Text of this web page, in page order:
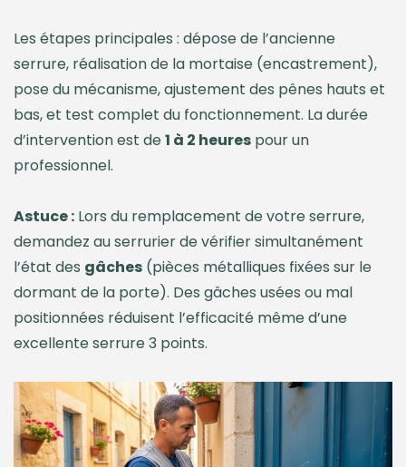
Les étapes principales : dépose de l’ancienne
serrure, réalisation de la mortaise (encastrement),
pose du mécanisme, ajustement des pênes hauts et
bas, et test complet du fonctionnement. La durée
d’intervention est de1 à 2 heures pour un
professionnel.
Astuce : Lors du remplacement de votre serrure,
demandez au serrurier de vérifier simultanément
l’état des gâches (pièces métalliques fixées sur le
dormant de la porte). Des gâches usées ou mal
positionnées réduisent l’efficacité même d’une
excellente serrure 3 points.